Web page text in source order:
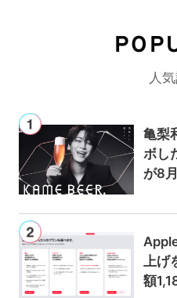
人
亀梨
ボし
が8
上げ
額